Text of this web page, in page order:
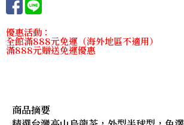
優惠活動：
全館滿888元免運（海外地區不適用）
滿888元贈送免運優惠
商品摘要